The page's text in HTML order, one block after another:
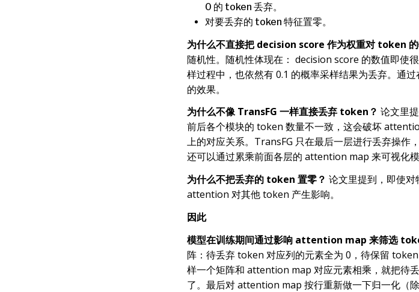
0 的 token 丢弃。
对要丢弃的 token 特征置零。
为什么不直接把 decision score 作为权重对 token 的
随机性。随机性体现在： decision score 的数值即使
样过程中，也依然有 0.1 的概率采样结果为丢弃。通
的效果。
为什么不像 TransFG 一样直接丢弃 token？ 论文里
前后各个模块的 token 数量不一致，这会破坏
上的对应关系。TransFG 只在最后一层进行丢弃操作
还可以通过累乘前面各层的 attention map 来可视化模
为什么不把丢弃的 token 置零？ 论文里提到，即使
attention 对其他 token 产生影响。
因此
模型在训练期间通过影响 attention map 来筛选
阵：待丢弃 token 对应列的元素全为 0，待保留
样一个矩阵和 attention map 对应元素相乘，就把待
了。最后对 attention map 按行重新做一下归一化（